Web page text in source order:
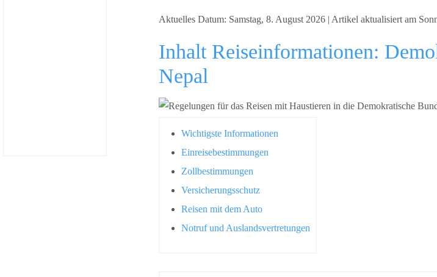
Aktuelles Datum: Samstag, 8. August 2026 | Artikel aktualisiert am
Inhalt Reiseinformationen:
Nepal
Wichtigste Informationen
Einreisebestimmungen
Zollbestimmungen
Versicherungsschutz
Reisen mit dem Auto
Notruf und Auslandsvertretungen